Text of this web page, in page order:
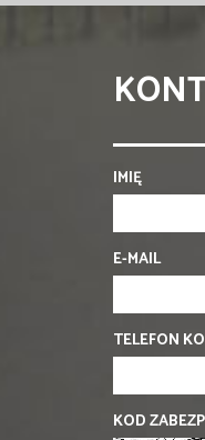
IMIĘ
E-MAIL
TELEFON
KOD